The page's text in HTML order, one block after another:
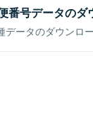
番号データのダ
データのダウンロ